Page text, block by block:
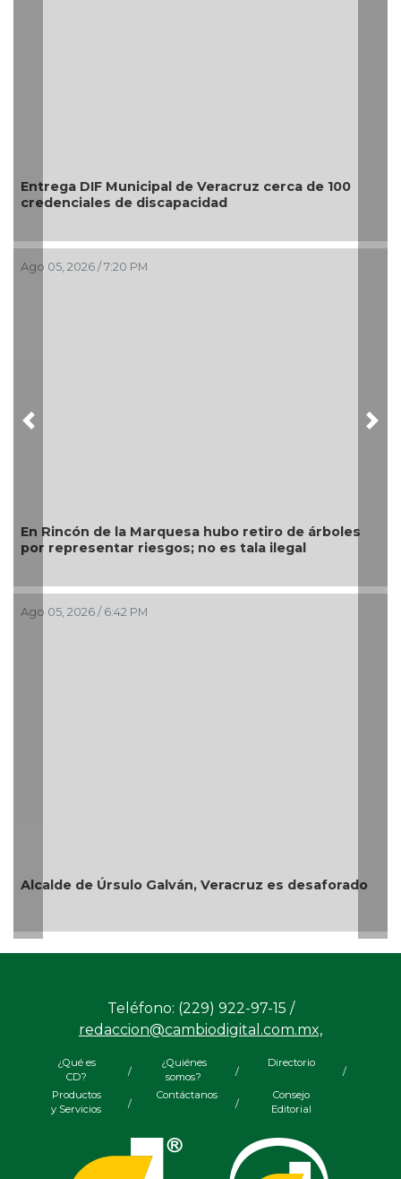
Entrega DIF Municipal de Veracruz cerca de 100
credenciales de discapacidad
Ago 05, 2026 / 7:20 PM
En Rincón de la Marquesa hubo retiro de árboles
por representar riesgos; no es tala ilegal
Ago 05, 2026 / 6:42 PM
Alcalde de Úrsulo Galván, Veracruz es desaforado
Previous
Teléfono: (229) 922-97-15 /
redaccion@cambiodigital.com.mx,
¿Qué es
CD?
/
¿Quiénes
somos?
/
Directorio
/
Productos
y Servicios
/
Contáctanos
/
Consejo
Editorial